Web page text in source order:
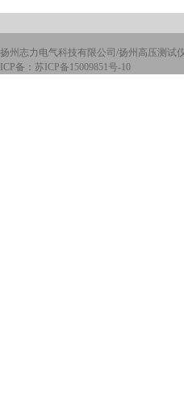
扬州志力电气科技有限公司/扬州高压测试
ICP备： 苏ICP备15009851号-10